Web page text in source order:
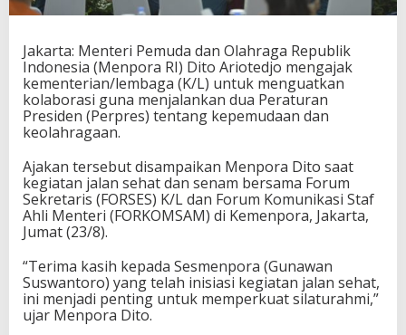
n
e
n
t
a
n
o
l
a
b
a
s
i
Jakarta: Menteri Pemuda dan Olahraga Republik
Indonesia (Menpora RI) Dito Ariotedjo mengajak
kementerian/lembaga (K/L) untuk menguatkan
kolaborasi guna menjalankan dua Peraturan
Presiden (Perpres) tentang kepemudaan dan
keolahragaan.
Ajakan tersebut disampaikan Menpora Dito saat
kegiatan jalan sehat dan senam bersama Forum
Sekretaris (FORSES) K/L dan Forum Komunikasi Staf
Ahli Menteri (FORKOMSAM) di Kemenpora, Jakarta,
Jumat (23/8).
“Terima kasih kepada Sesmenpora (Gunawan
Suswantoro) yang telah inisiasi kegiatan jalan sehat,
ini menjadi penting untuk memperkuat silaturahmi,”
ujar Menpora Dito.